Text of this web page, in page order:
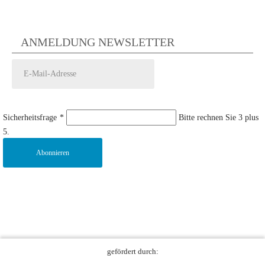
ANMELDUNG NEWSLETTER
Sicherheitsfrage *
Bitte rechnen Sie 3 plus
5.
Abonnieren
gefördert durch: